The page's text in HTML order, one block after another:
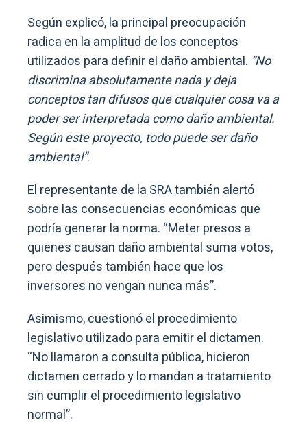
Según explicó, la principal preocupación
radica en la amplitud de los conceptos
utilizados para definir el daño ambiental. “No
discrimina absolutamente nada y deja
conceptos tan difusos que cualquier cosa va a
poder ser interpretada como daño ambiental.
Según este proyecto, todo puede ser daño
ambiental”.
El representante de la SRA también alertó
sobre las consecuencias económicas que
podría generar la norma. “Meter presos a
quienes causan daño ambiental suma votos,
pero después también hace que los
inversores no vengan nunca más”.
Asimismo, cuestionó el procedimiento
legislativo utilizado para emitir el dictamen.
“No llamaron a consulta pública, hicieron
dictamen cerrado y lo mandan a tratamiento
sin cumplir el procedimiento legislativo
normal”.